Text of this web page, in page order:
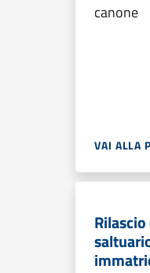
canone
VAI ALLA